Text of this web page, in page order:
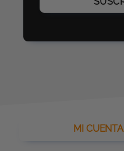
MI CUENTA